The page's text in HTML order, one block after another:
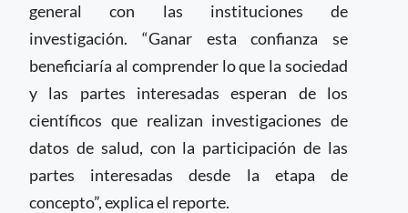
general con las instituciones de
investigación. “Ganar esta confianza se
beneficiaría al comprender lo que la sociedad
y las partes interesadas esperan de los
científicos que realizan investigaciones de
datos de salud, con la participación de las
partes interesadas desde la etapa de
concepto”, explica el reporte.